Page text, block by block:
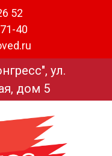
52
40
ул.
дом 5